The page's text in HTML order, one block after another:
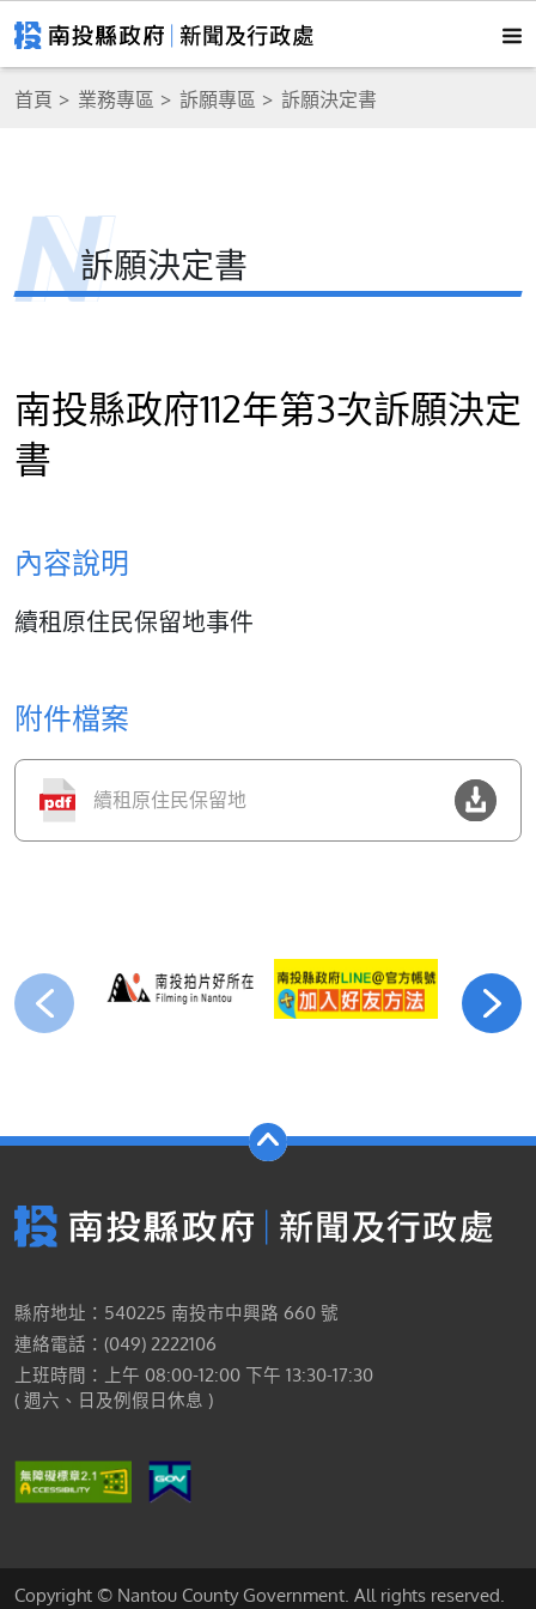
首頁 業務專區 訴願專區 訴願決定書
訴願決定書
南投縣政府112年第3次訴願決定
書
內容說明
續租原住民保留地事件
附件檔案
續租原住民保留地
縣府地址：540225 南投市中興路 660 號
連絡電話：(049) 2222106
上班時間：上午 08:00-12:00 下午 13:30-17:30
( 週六、日及例假日休息 )
Copyright © Nantou County Government. All rights reserved.